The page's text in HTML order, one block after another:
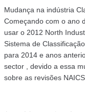
Mudança na indústria
Começando com o ano
usar o 2012 North
Sistema de
para 2014 e anos
sector , devido a essa
sobre as revisões